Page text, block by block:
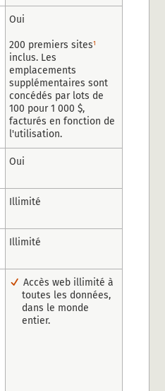
Oui
200 premiers sites1
inclus. Les
emplacements
supplémentaires sont
concédés par lots de
100 pour 1 000 $,
facturés en fonction de
l'utilisation.
Oui
Illimité
Illimité
Accès web illimité à
toutes les données,
dans le monde
entier.